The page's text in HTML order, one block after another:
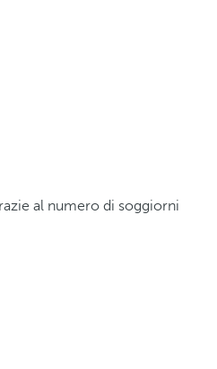
al numero di soggiorni